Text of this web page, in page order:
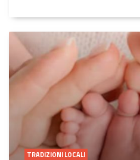
TRADIZIONI LOCALI